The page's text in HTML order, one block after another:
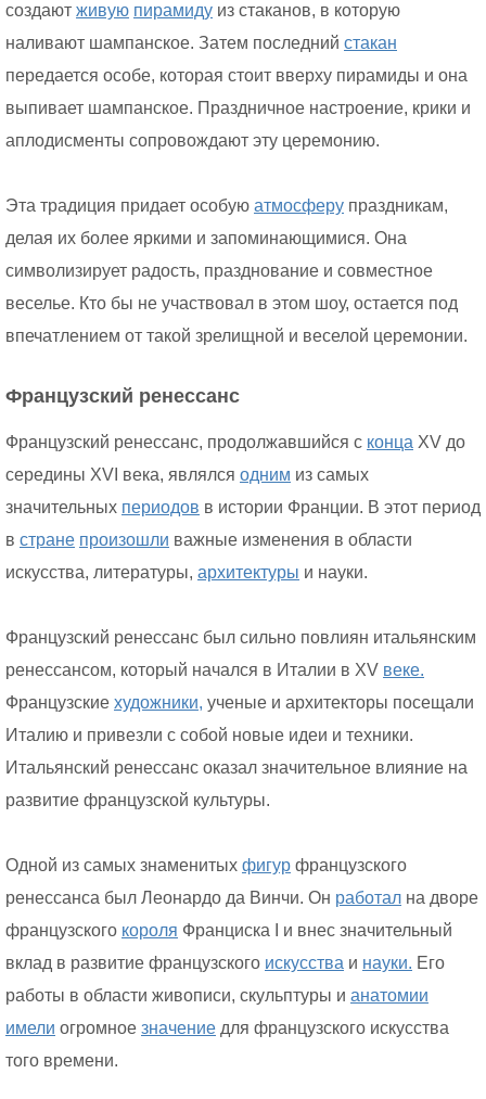
создают живую пирамиду из стаканов, в которую
наливают шампанское. Затем последний стакан
передается особе, которая стоит вверху пирамиды и она
выпивает шампанское. Праздничное настроение, крики и
аплодисменты сопровождают эту церемонию.
Эта традиция придает особую атмосферу праздникам,
делая их более яркими и запоминающимися. Она
символизирует радость, празднование и совместное
веселье. Кто бы не участвовал в этом шоу, остается под
впечатлением от такой зрелищной и веселой церемонии.
Французский ренессанс
Французский ренессанс, продолжавшийся с конца XV до
середины XVI века, являлся одним из самых
значительных периодов в истории Франции. В этот период
в стране произошли важные изменения в области
искусства, литературы, архитектуры и науки.
Французский ренессанс был сильно повлиян итальянским
ренессансом, который начался в Италии в XV веке.
Французские художники, ученые и архитекторы посещали
Италию и привезли с собой новые идеи и техники.
Итальянский ренессанс оказал значительное влияние на
развитие французской культуры.
Одной из самых знаменитых фигур французского
ренессанса был Леонардо да Винчи. Он работал на дворе
французского короля Франциска I и внес значительный
вклад в развитие французского искусства и науки. Его
работы в области живописи, скульптуры и анатомии
имели огромное значение для французского искусства
того времени.